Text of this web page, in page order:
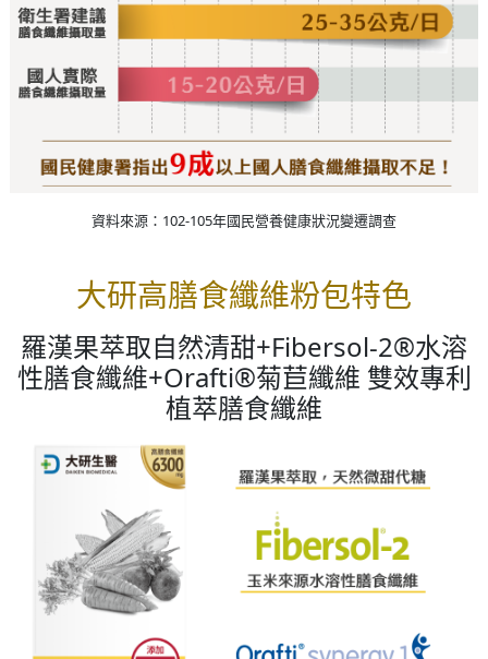
資料來源：102-105年國民營養健康狀況變遷調查
大研高膳食纖維粉包特色
羅漢果萃取自然清甜+Fibersol-2®水溶
性膳食纖維+Orafti®菊苣纖維 雙效專利
植萃膳食纖維